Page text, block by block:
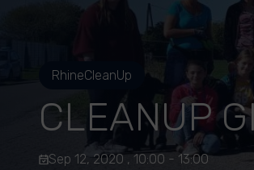
RhineCleanUp
CLEANUP
Sep 12, 2020 , 10:00 - 13:00